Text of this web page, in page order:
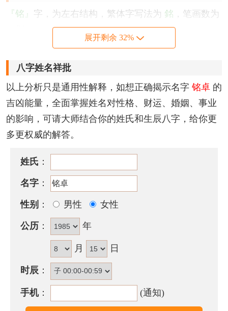
『铭』 字，为左右结构，繁体字写法为 銘 ，笔画数为
字，为上下结构，繁体字写法为卓，笔画数为
划。
该名字的五格笔画搭配为： 11-8，五格大吉。
铭卓名字性格印象
意孤行，这一点应改进。
铭卓名字五行属性
铭卓的姓名五行组合是： 金
觉。但是情绪易变化，耐性不佳，处事容易冲动，好
意气用事，容易一意孤行，造成意外损失。如能广纳
他人的意见和建议，将会带来更多良机。
铭卓名字能打多少分？
铭卓名字评分为：98分（评分由卜易居根据姓名五格
展开剩余 32%
八字姓名祥批
以上分析只是通用性解释，如想正确揭示名字 铭卓 的
吉凶能量，全面掌握姓名对性格、财运、婚姻、事业
的影响，可请大师结合你的姓氏和生辰八字，给你更
多更权威的解答。
姓氏 ：
名字 ：
性别 ： 男性 女性
公历 ： 年
月 日
时辰 ：
手机： (通知)